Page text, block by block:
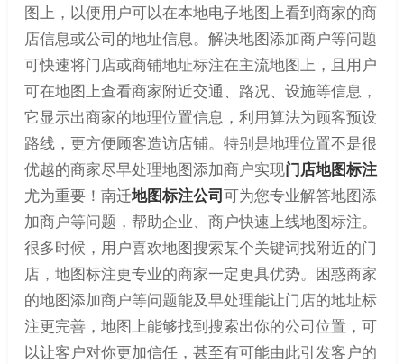
图上，以便用户可以在本地电子地图上看到商家的商
店信息或公司的地址信息。解决地图添加商户等问题
可快速将门店或商铺地址标注在主流地图上，且用户
可在地图上查看商家附近交通、路况、设施等信息，
它显示出商家的地理位置信息，利用算法为顾客预设
路线，更方便顾客造访店铺。特别是地理位置不是很
优越的商家尽早处理地图添加商户实现门店地图标注
尤为重要！南迁地图标注公司可为您专业解答地图添
加商户等问题，帮助企业、商户快速上线地图标注。
很多时候，用户喜欢地图搜索某个关键词找附近的门
店，地图标注更专业的商家一定更具优势。困惑商家
的地图添加商户等问题能及早处理能让门店的地址标
注更完善，地图上能够找到搜索出你的公司位置，可
以让客户对你更加信任，甚至有可能由此引发客户的